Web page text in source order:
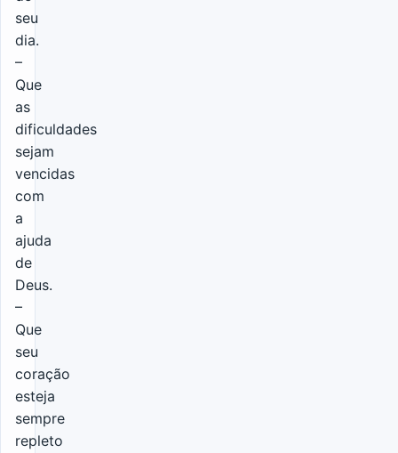
seu
dia.
–
Que
as
dificuldades
sejam
vencidas
com
a
ajuda
de
Deus.
–
Que
seu
coração
esteja
sempre
repleto